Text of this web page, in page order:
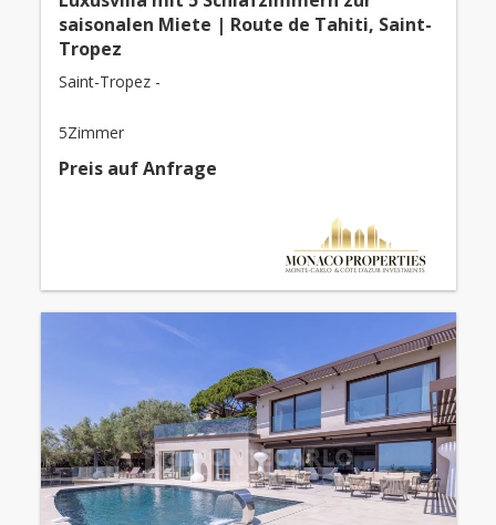
saisonalen Miete | Route de Tahiti, Saint-
Tropez
Saint-Tropez -
5Zimmer
Preis auf Anfrage